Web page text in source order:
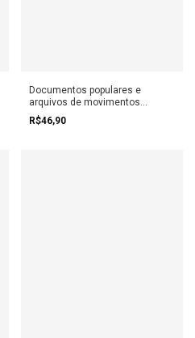
Documentos populares e
arquivos de movimentos
sociais
R$46,90